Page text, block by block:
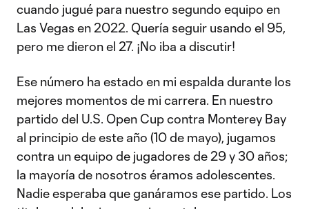
cuando jugué para nuestro segundo equipo en
Las Vegas en 2022. Quería seguir usando el 95,
pero me dieron el 27. ¡No iba a discutir!
Ese número ha estado en mi espalda durante los
mejores momentos de mi carrera. En nuestro
partido del U.S. Open Cup contra Monterey Bay
al principio de este año (10 de mayo), jugamos
contra un equipo de jugadores de 29 y 30 años;
la mayoría de nosotros éramos adolescentes.
Nadie esperaba que ganáramos ese partido. Los